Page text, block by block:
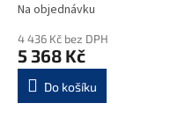
Na objednávku
4 436 Kč bez DPH
5 368 Kč
Do košíku